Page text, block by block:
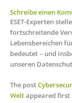
Schreibe einen
ESET-Experten
fortschreitende
Lebensbereichen
bedeutet – und
unseren
The post
Weltappeared first